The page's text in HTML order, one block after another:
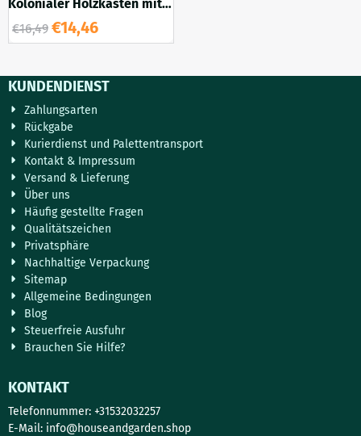
Kolonialer Holzkasten mit
feinen Beschlägen,
Aufbewahrungsbox-M
€16,49 €14,46
KUNDENDIENST
Zahlungsarten
Rückgabe
Kurierdienst und Palettentransport
Kontakt & Impressum
Versand & Lieferung
Über uns
Häufig gestellte Fragen
Qualitätszeichen
Privatsphäre
Nachhaltige Verpackung
Sitemap
Allgemeine Bedingungen
Blog
Steuerfreie Ausfuhr
Brauchen Sie Hilfe?
KONTAKT
Telefonnummer: +31532032257
E-Mail: info@houseandgarden.shop